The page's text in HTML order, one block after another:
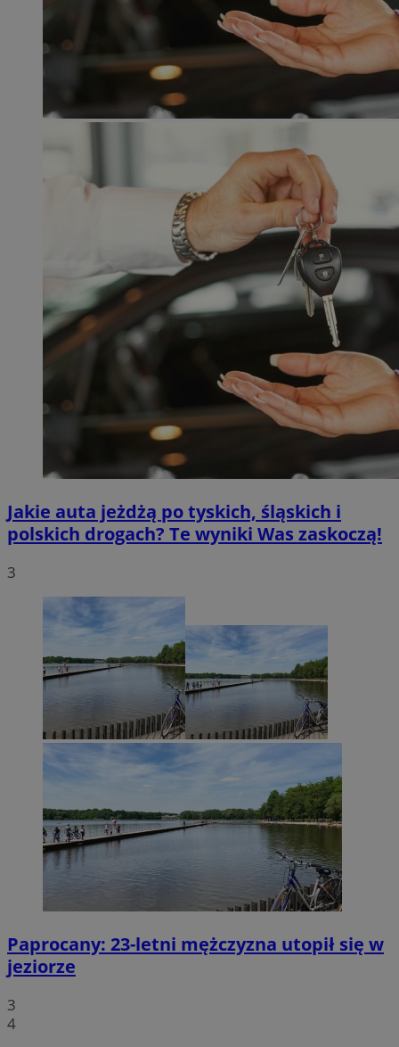
Jakie auta jeżdżą po tyskich, śląskich i
polskich drogach? Te wyniki Was zaskoczą!
3
Paprocany: 23-letni mężczyzna utopił się w
jeziorze
3
4